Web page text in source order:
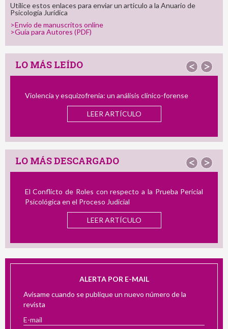
Utilice estos enlaces para enviar un articulo a la Anuario de
Psicología Jurídica
>Envío de manuscritos online
>Guía para Autores (PDF)
LO MÁS LEÍDO < >
Violencia y esquizofrenia: un análisis clínico-forense
LEER ARTÍCULO
LO MÁS DESCARGADO < >
El Conflicto de Roles con respecto a la Prueba Pericial
Psicológica en el Proceso Judicial
LEER ARTÍCULO
ALERTA POR E-MAIL
Avísame cuando se publique un nuevo número de la
revista